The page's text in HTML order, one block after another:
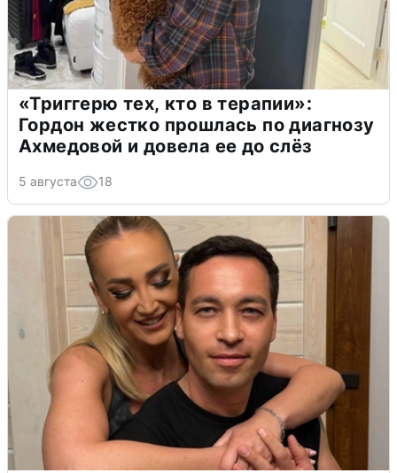
«Триггерю тех, кто в терапии»:
Гордон жестко прошлась по диагнозу
Ахмедовой и довела ее до слёз
5 августа 18